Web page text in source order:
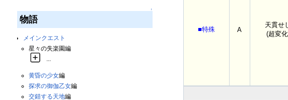
↑
物語
メインクエスト
星々の失楽園編
黄昏の少女編
探求の御伽乙女編
交錯する天地編
■特殊 A
天貫せ
(超変